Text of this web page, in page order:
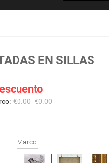
EN SILLAS
€0.00 €0.00
Marco: